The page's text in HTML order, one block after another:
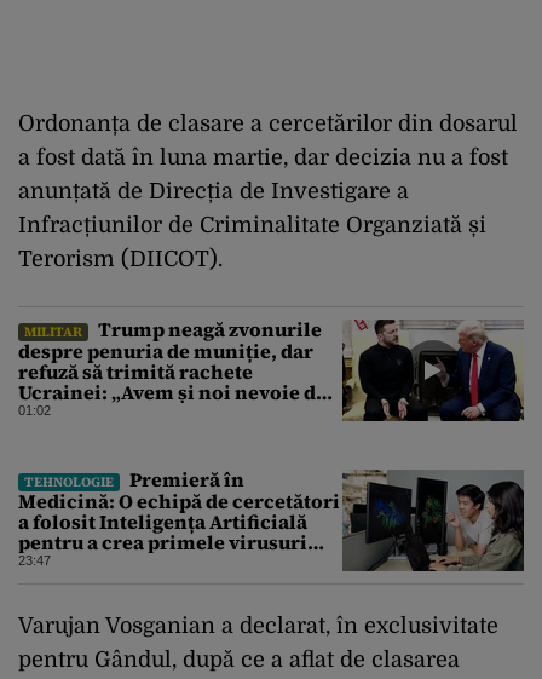
Ordonanța de clasare a cercetărilor din dosarul
a fost dată în luna martie, dar decizia nu a fost
anunțată de Direcția de Investigare a
Infracțiunilor de Criminalitate Organziată și
Terorism (DIICOT).
MILITAR
Trump neagă zvonurile
despre penuria de muniție, dar
refuză să trimită rachete
Ucrainei: „Avem și noi nevoie de
rachete”
01:02
TEHNOLOGIE
Premieră în
Medicină: O echipă de cercetători
a folosit Inteligența Artificială
pentru a crea primele virusuri
sintetice la tratarea de E.coli
23:47
Varujan Vosganian a declarat, în exclusivitate
pentru Gândul, după ce a aflat de clasarea